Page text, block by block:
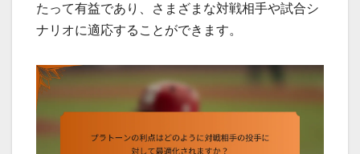
たって有益であり、さまざまな対戦相手や試合シ
ナリオに適応することができます。